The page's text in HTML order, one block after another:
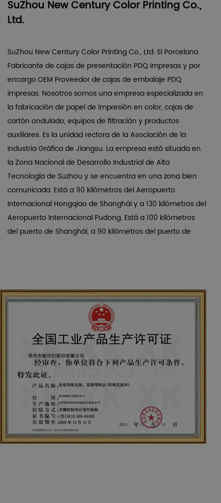
SuZhou New Century Color Printing Co.,
Ltd.
SuZhou New Century Color Printing Co., Ltd. Sí Porcelana
Fabricante de cajas de presentación PDQ impresasy por
encargo OEM Proveedor de cajas de embalaje PDQ
impresas. Nosotros somos una empresa especializada en
la fabricación de papel de impresión en color, cajas de
cartón ondulado, equipos de filtración y productos
auxiliares. Es la unidad rectora de la Asociación de la
Industria Gráfica de Jiangsu. La empresa está situada en
la Zona Nacional de Desarrollo Industrial de Alta
Tecnología de Suzhou y se encuentra en una zona bien
comunicada. Está a 90 kilómetros del Aeropuerto
Internacional Hongqiao de Shanghái y a 130 kilómetros del
Aeropuerto Internacional Pudong. Está a 100 kilómetros
del puerto de Shanghái, a 90 kilómetros del puerto de
fuerza técnica y un sólido sistema de gestión. Al mismo
tiempo, la empresa refuerza la formación en todos los
aspectos a nivel interno, mejora el nivel de gestión,
desarrolla continuamente los mercados a nivel externo y
busca clientes de forma selectiva. En la actualidad, la
empresa cuenta con un grupo de clientes de alta calidad
con los que podemos cooperar durante mucho tiempo.
En la actualidad, la empresa cuenta con más de 230
empleados, unos activos operativos totales de más de 92
millones de yuanes, unos activos fijos de más de 80
millones de yuanes y unas ventas anuales totales de más
de 100 millones de yuanes. Al tiempo que mantiene un